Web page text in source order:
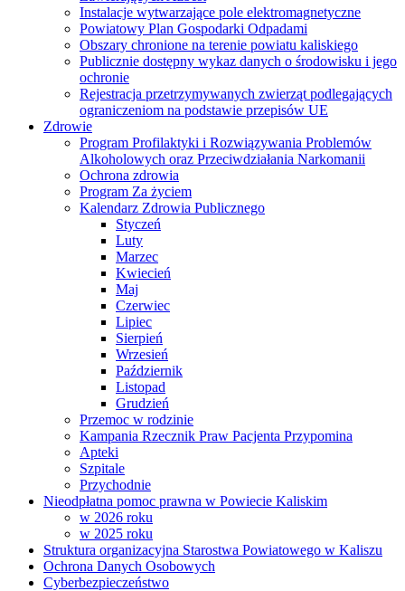
Instalacje wytwarzające pole elektromagnetyczne
Powiatowy Plan Gospodarki Odpadami
Obszary chronione na terenie powiatu kaliskiego
Publicznie dostępny wykaz danych o środowisku i jego
ochronie
Rejestracja przetrzymywanych zwierząt podlegających
ograniczeniom na podstawie przepisów UE
Zdrowie
Program Profilaktyki i Rozwiązywania Problemów
Alkoholowych oraz Przeciwdziałania Narkomanii
Ochrona zdrowia
Program Za życiem
Kalendarz Zdrowia Publicznego
Styczeń
Luty
Marzec
Kwiecień
Maj
Czerwiec
Lipiec
Sierpień
Wrzesień
Październik
Listopad
Grudzień
Przemoc w rodzinie
Kampania Rzecznik Praw Pacjenta Przypomina
Apteki
Szpitale
Przychodnie
Nieodpłatna pomoc prawna w Powiecie Kaliskim
w 2026 roku
w 2025 roku
Struktura organizacyjna Starostwa Powiatowego w Kaliszu
Ochrona Danych Osobowych
Cyberbezpieczeństwo